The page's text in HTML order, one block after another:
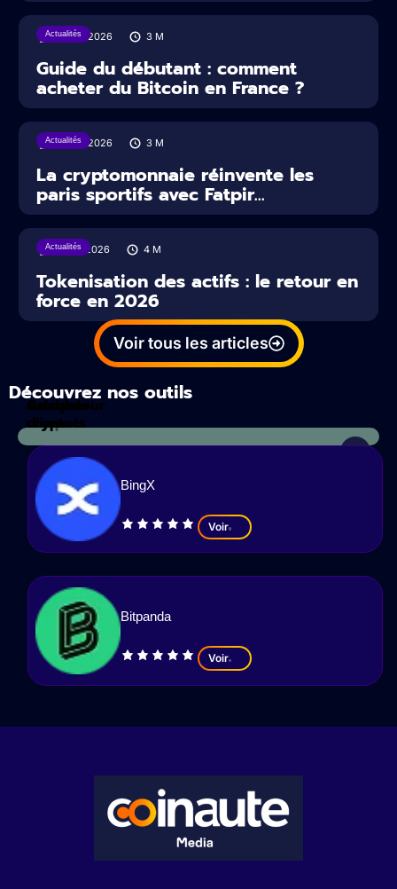
Actualités
29/07/2026 3 M
Guide du débutant : comment
acheter du Bitcoin en France ?
Actualités
22/07/2026 3 M
La cryptomonnaie réinvente les
paris sportifs avec Fatpir...
Actualités
16/07/2026 4 M
Tokenisation des actifs : le retour en
force en 2026
Voir tous les articles
Découvrez nos outils
Calculateur
d'impots
Analyses
crypto
BingX
Voir
Bitpanda
Voir